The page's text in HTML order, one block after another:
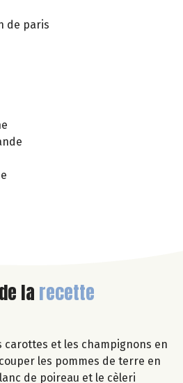
de paris
de la recette
carottes et les champignons en
les pommes de terre en
de poireau et le cèleri